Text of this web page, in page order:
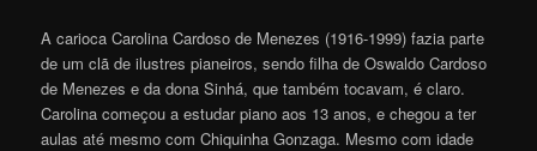
A carioca Carolina Cardoso de Menezes (1916-1999) fazia parte
de um clã de ilustres pianeiros, sendo filha de Oswaldo Cardoso
de Menezes e da dona Sinhá, que também tocavam, é claro.
Carolina começou a estudar piano aos 13 anos, e chegou a ter
aulas até mesmo com Chiquinha Gonzaga. Mesmo com idade